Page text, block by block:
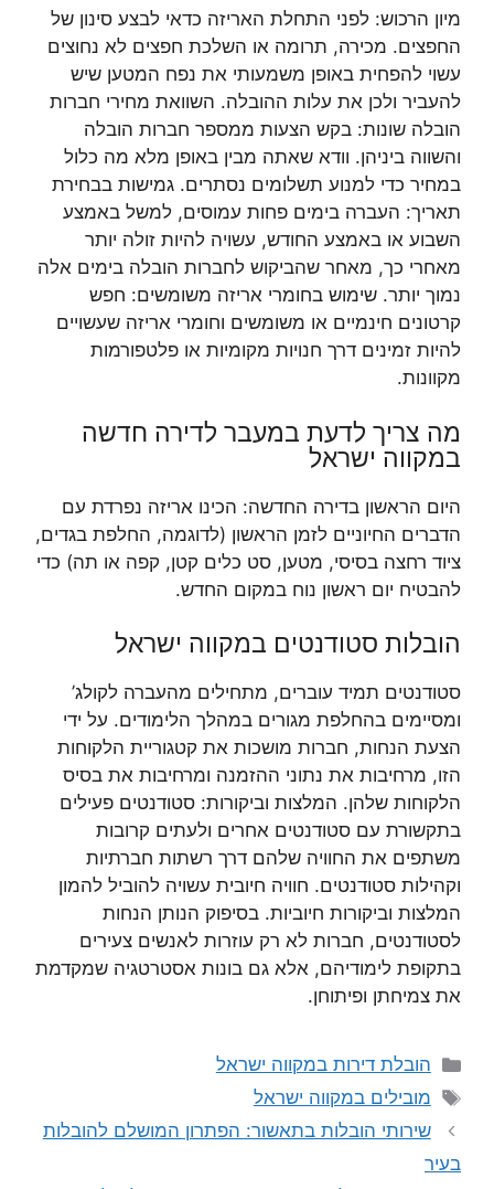
מיון הרכוש: לפני התחלת האריזה כדאי לבצע סינון של
החפצים. מכירה, תרומה או השלכת חפצים לא נחוצים
עשוי להפחית באופן משמעותי את נפח המטען שיש
להעביר ולכן את עלות ההובלה. השוואת מחירי חברות
הובלה שונות: בקש הצעות ממספר חברות הובלה
והשווה ביניהן. וודא שאתה מבין באופן מלא מה כלול
במחיר כדי למנוע תשלומים נסתרים. גמישות בבחירת
תאריך: העברה בימים פחות עמוסים, למשל באמצע
השבוע או באמצע החודש, עשויה להיות זולה יותר
מאחרי כך, מאחר שהביקוש לחברות הובלה בימים אלה
נמוך יותר. שימוש בחומרי אריזה משומשים: חפש
קרטונים חינמיים או משומשים וחומרי אריזה שעשויים
להיות זמינים דרך חנויות מקומיות או פלטפורמות
מקוונות.
מה צריך לדעת במעבר לדירה חדשה
במקווה ישראל
היום הראשון בדירה החדשה: הכינו אריזה נפרדת עם
הדברים החיוניים לזמן הראשון (לדוגמה, החלפת בגדים,
ציוד רחצה בסיסי, מטען, סט כלים קטן, קפה או תה) כדי
להבטיח יום ראשון נוח במקום החדש.
הובלות סטודנטים במקווה ישראל
סטודנטים תמיד עוברים, מתחילים מהעברה לקולג’
ומסיימים בהחלפת מגורים במהלך הלימודים. על ידי
הצעת הנחות, חברות מושכות את קטגוריית הלקוחות
הזו, מרחיבות את נתוני ההזמנה ומרחיבות את בסיס
הלקוחות שלהן. המלצות וביקורות: סטודנטים פעילים
בתקשורת עם סטודנטים אחרים ולעתים קרובות
משתפים את החוויה שלהם דרך רשתות חברתיות
וקהילות סטודנטים. חוויה חיובית עשויה להוביל להמון
המלצות וביקורות חיוביות. בסיפוק הנותן הנחות
לסטודנטים, חברות לא רק עוזרות לאנשים צעירים
בתקופת לימודיהם, אלא גם בונות אסטרטגיה שמקדמת
את צמיחתן ופיתוחן.
קטגוריות
הובלת דירות במקווה ישראל
תגיות
מובילים במקווה ישראל
שירותי הובלות בתאשור: הפתרון המושלם להובלות
בעיר